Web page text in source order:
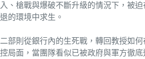
入、槍戰與爆破不斷升級的情況下，被
退的環境中求生。
二部則從銀行內的生死戰，轉回教授如
控局面，當團隊看似已被政府與軍方徹底